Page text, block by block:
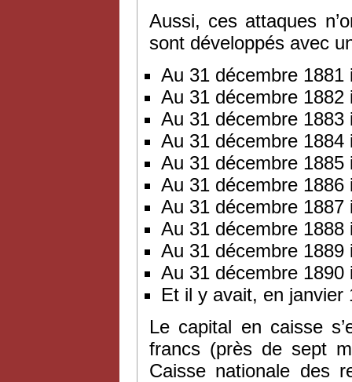
Aussi, ces attaques
sont développés avec
Au 31 décembre
Au 31 décembre
Au 31 décembre
Au 31 décembre
Au 31 décembre
Au 31 décembre
Au 31 décembre
Au 31 décembre
Au 31 décembre
Au 31 décembre
Et il y avait, en janvier
Le capital en caisse
francs (près de sept
Caisse nationale des